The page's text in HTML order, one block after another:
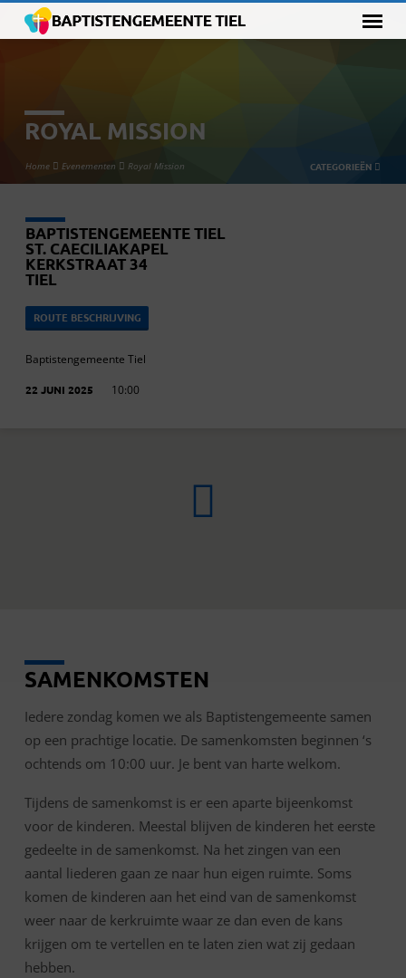
ROYAL MISSION
Home Evenementen Royal Mission CATEGORIEËN
BAPTISTENGEMEENTE TIEL
ST. CAECILIAKAPEL
KERKSTRAAT 34
TIEL
ROUTE BESCHRIJVING
Baptistengemeente Tiel
22 JUNI 2025 10:00
ROYAL
MISSION
SAMENKOMSTEN
Iedere zondag komen we als Baptistengemeente samen
op een prachtige locatie. De samenkomsten beginnen ‘s
ochtends om 10:00 uur. Je bent van harte welkom.
Tijdens de samenkomst is er een aparte bijeenkomst
voor de kinderen. Meestal blijven de kinderen het eerste
gedeelte in de samenkomst. Na het zingen van een
aantal liederen gaan ze naar hun eigen ruimte. Soms
komen de kinderen aan het eind van de samenkomst
weer naar de kerkruimte waar ze dan even de kans
krijgen om te vertellen en te laten zien wat zij gedaan
hebben.